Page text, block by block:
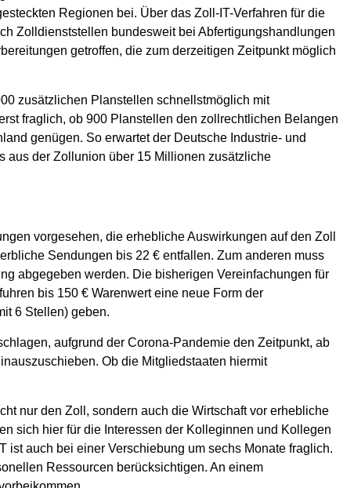
Regionen bei. Über das Zoll-IT-Verfahren für die
Zolldienststellen bundesweit bei Abfertigungshandlungen
getroffen, die zum derzeitigen Zeitpunkt möglich
zusätzlichen Planstellen schnellstmöglich mit
fraglich, ob 900 Planstellen den zollrechtlichen Belangen
genügen. So erwartet der Deutsche Industrie- und
aus der Zollunion über 15 Millionen zusätzliche
vorgesehen, die erhebliche Auswirkungen auf den Zoll
Sendungen bis 22 € entfallen. Zum anderen muss
abgegeben werden. Die bisherigen Vereinfachungen für
bis 150 € Warenwert eine neue Form der
6 Stellen) geben.
aufgrund der Corona-Pandemie den Zeitpunkt, ab
Ob die Mitgliedstaaten hiermit
nur den Zoll, sondern auch die Wirtschaft vor erhebliche
sich hier für die Interessen der Kolleginnen und Kollegen
auch bei einer Verschiebung um sechs Monate fraglich.
Ressourcen berücksichtigen. An einem